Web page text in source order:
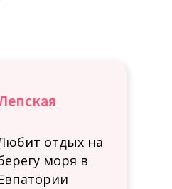
отдых на
моря в